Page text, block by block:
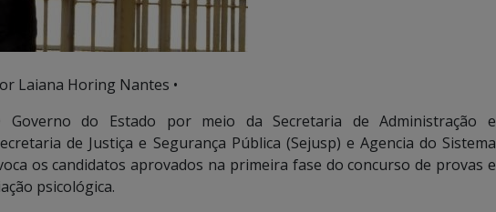
Laiana Horing Nantes •
Governo do Estado por meio da Secretaria de Administração e
de Justiça e Segurança Pública (Sejusp) e Agencia do Sistema
os candidatos aprovados na primeira fase do concurso de provas e
psicológica.